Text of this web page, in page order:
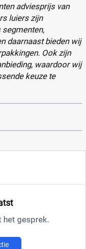
adviesprijs van
luiers zijn
daarnaast bieden wij
Ook zijn
waardoor wij
keuze te
het gesprek.